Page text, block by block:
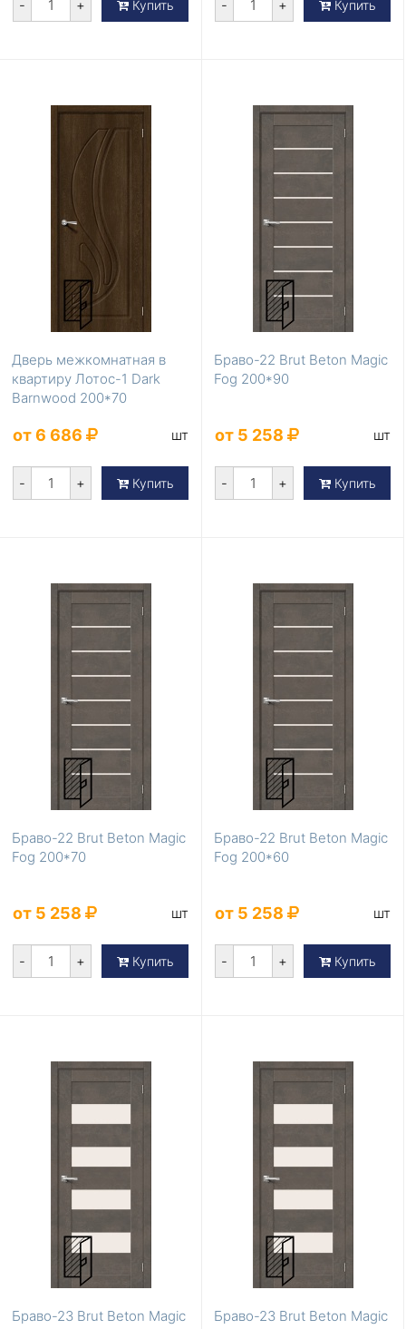
- + Купить - + Купить
Дверь межкомнатная в
квартиру Лотос-1 Dark
Barnwood 200*70
от 6 686 шт
- + Купить
Браво-22 Brut Beton Magic
Fog 200*90
от 5 258 шт
- + Купить
Браво-22 Brut Beton Magic
Fog 200*70
от 5 258 шт
- + Купить
Браво-22 Brut Beton Magic
Fog 200*60
от 5 258 шт
- + Купить
Браво-23 Brut Beton Magic
Браво-23 Brut Beton Magic